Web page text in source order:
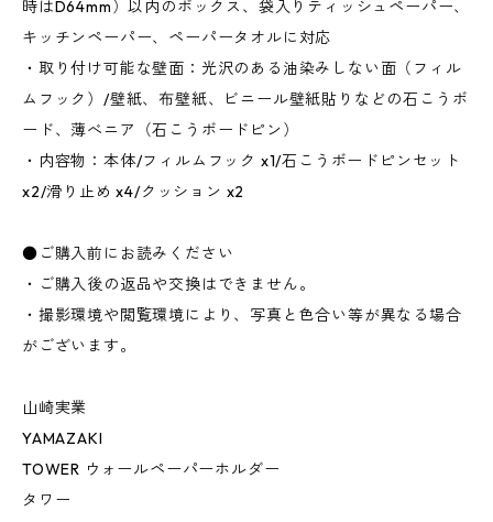
時はD64mm）以内のボックス、袋入りティッシュペーパー、
キッチンペーパー、ペーパータオルに対応
・取り付け可能な壁面：光沢のある油染みしない面（フィル
ムフック）/壁紙、布壁紙、ビニール壁紙貼りなどの石こうボ
ード、薄べニア（石こうボードピン）
・内容物：本体/フィルムフック x1/石こうボードピンセット
x2/滑り止め x4/クッション x2
●ご購入前にお読みください
・ご購入後の返品や交換はできません。
・撮影環境や閲覧環境により、写真と色合い等が異なる場合
がございます。
山崎実業
YAMAZAKI
TOWER ウォールペーパーホルダー
タワー